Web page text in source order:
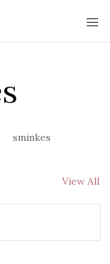
sminkes
View All